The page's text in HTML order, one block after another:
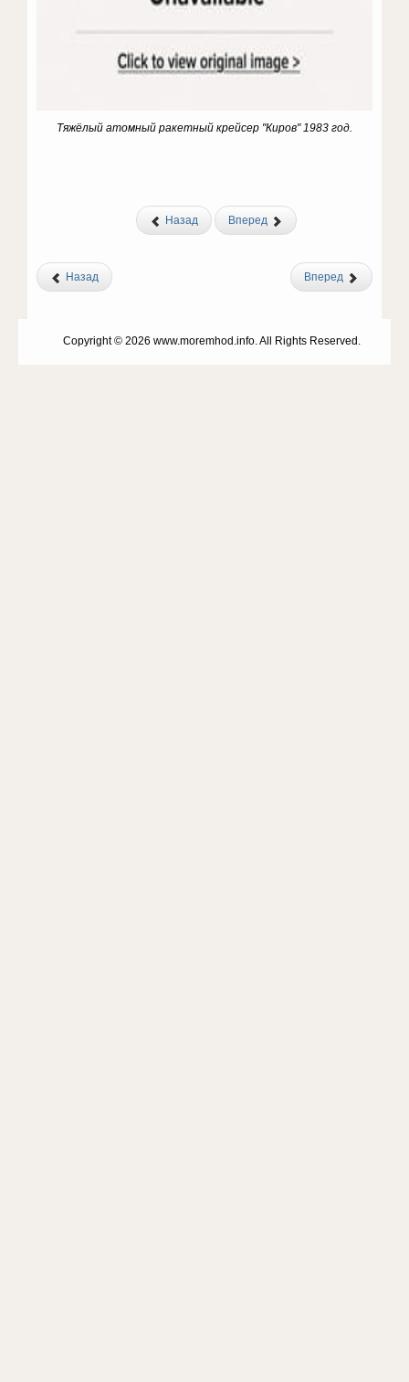
Тяжёлый атомный ракетный крейсер "Киров" 1983 год.
Назад Вперед
Назад Вперед
Copyright © 2026 www.moremhod.info. All Rights Reserved.